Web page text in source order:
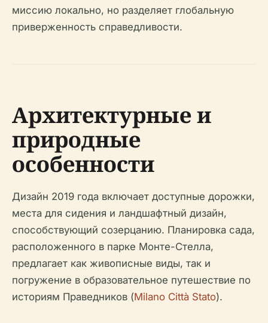
миссию локально, но разделяет глобальную
приверженность справедливости.
Архитектурные и
природные
особенности
Дизайн 2019 года включает доступные дорожки,
места для сидения и ландшафтный дизайн,
способствующий созерцанию. Планировка сада,
расположенного в парке Монте-Стелла,
предлагает как живописные виды, так и
погружение в образовательное путешествие по
историям Праведников (Milano Città Stato).